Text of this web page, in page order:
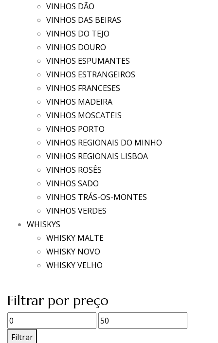
VINHOS DÃO
VINHOS DAS BEIRAS
VINHOS DO TEJO
VINHOS DOURO
VINHOS ESPUMANTES
VINHOS ESTRANGEIROS
VINHOS FRANCESES
VINHOS MADEIRA
VINHOS MOSCATEIS
VINHOS PORTO
VINHOS REGIONAIS DO MINHO
VINHOS REGIONAIS LISBOA
VINHOS ROSÊS
VINHOS SADO
VINHOS TRÁS-OS-MONTES
VINHOS VERDES
WHISKYS
WHISKY MALTE
WHISKY NOVO
WHISKY VELHO
Filtrar por preço
Preço
mínimo
Preço
máximo
Filtrar